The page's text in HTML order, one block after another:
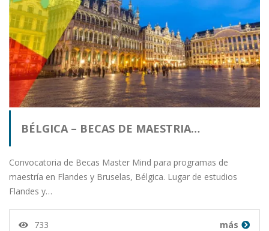
BÉLGICA – BECAS DE MAESTRIA…
Convocatoria de Becas Master Mind para programas de
maestría en Flandes y Bruselas, Bélgica. Lugar de estudios
Flandes y…
733 más